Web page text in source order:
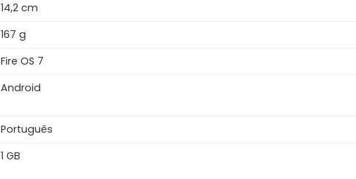
14,2 cm
167 g
Fire OS 7
Android
Português
1 GB